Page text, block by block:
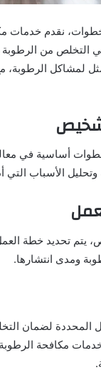
نقدم خدمات
التخلص من
لمشاكل الرطوبة،
أساسية في
الأسباب
يتم تحديد خطة
ومدى انتشارها.
المحددة لضمان
مكافحة الرطوبة